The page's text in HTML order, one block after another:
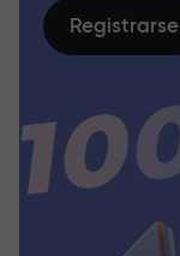
Registrarse